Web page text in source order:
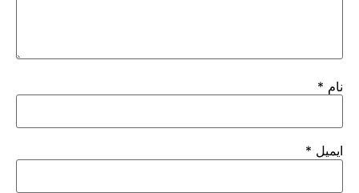
نام *
ایمیل *